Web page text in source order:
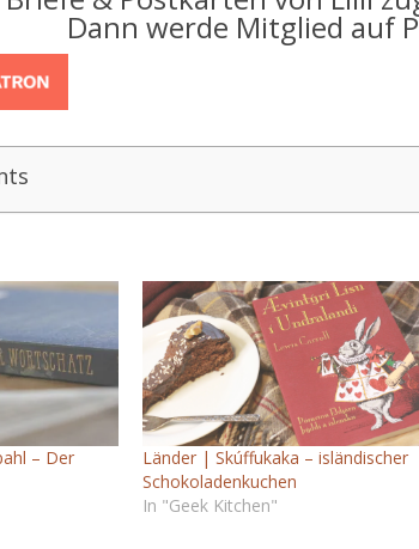
Dann werde Mitglied auf
– Der
Länder | Skúffukaka – isländischer
Schokoladenkuchen
In "Geek Kitchen"